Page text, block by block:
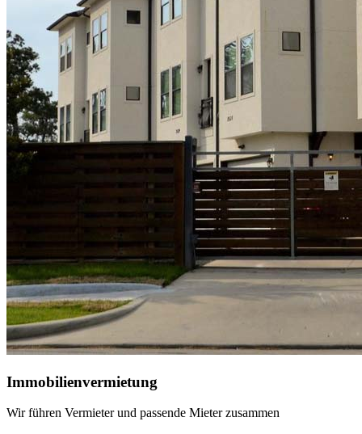
Immobilienvermietung
Wir führen Vermieter und passende Mieter zusammen